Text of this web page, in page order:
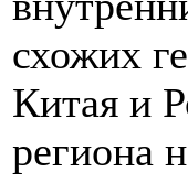
схожих
Китая и
региона